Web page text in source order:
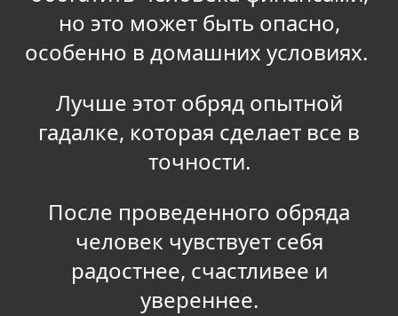
но это может быть опасно,
особенно в домашних условиях.
Лучше этот обряд опытной
гадалке, которая сделает все в
точности.
После проведенного обряда
человек чувствует себя
радостнее, счастливее и
увереннее.